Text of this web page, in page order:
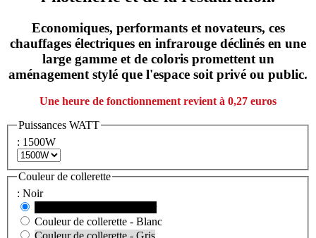
Economiques, performants et novateurs, ces
chauffages électriques en infrarouge déclinés en une
large gamme et de coloris promettent un
aménagement stylé que l'espace soit privé ou public.
Une heure de fonctionnement revient à 0,27 euros
Puissances WATT
: 1500W
Couleur de collerette
: Noir
Couleur de collerette - Blanc
Couleur de collerette - Gris